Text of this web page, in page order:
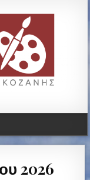
2026